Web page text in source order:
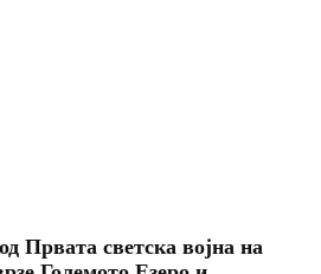
Првата светска војна на